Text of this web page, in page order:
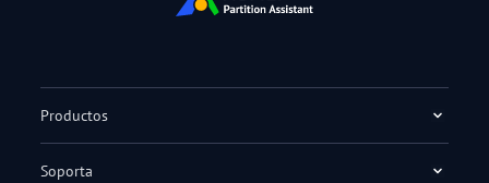
Productos
Soporta